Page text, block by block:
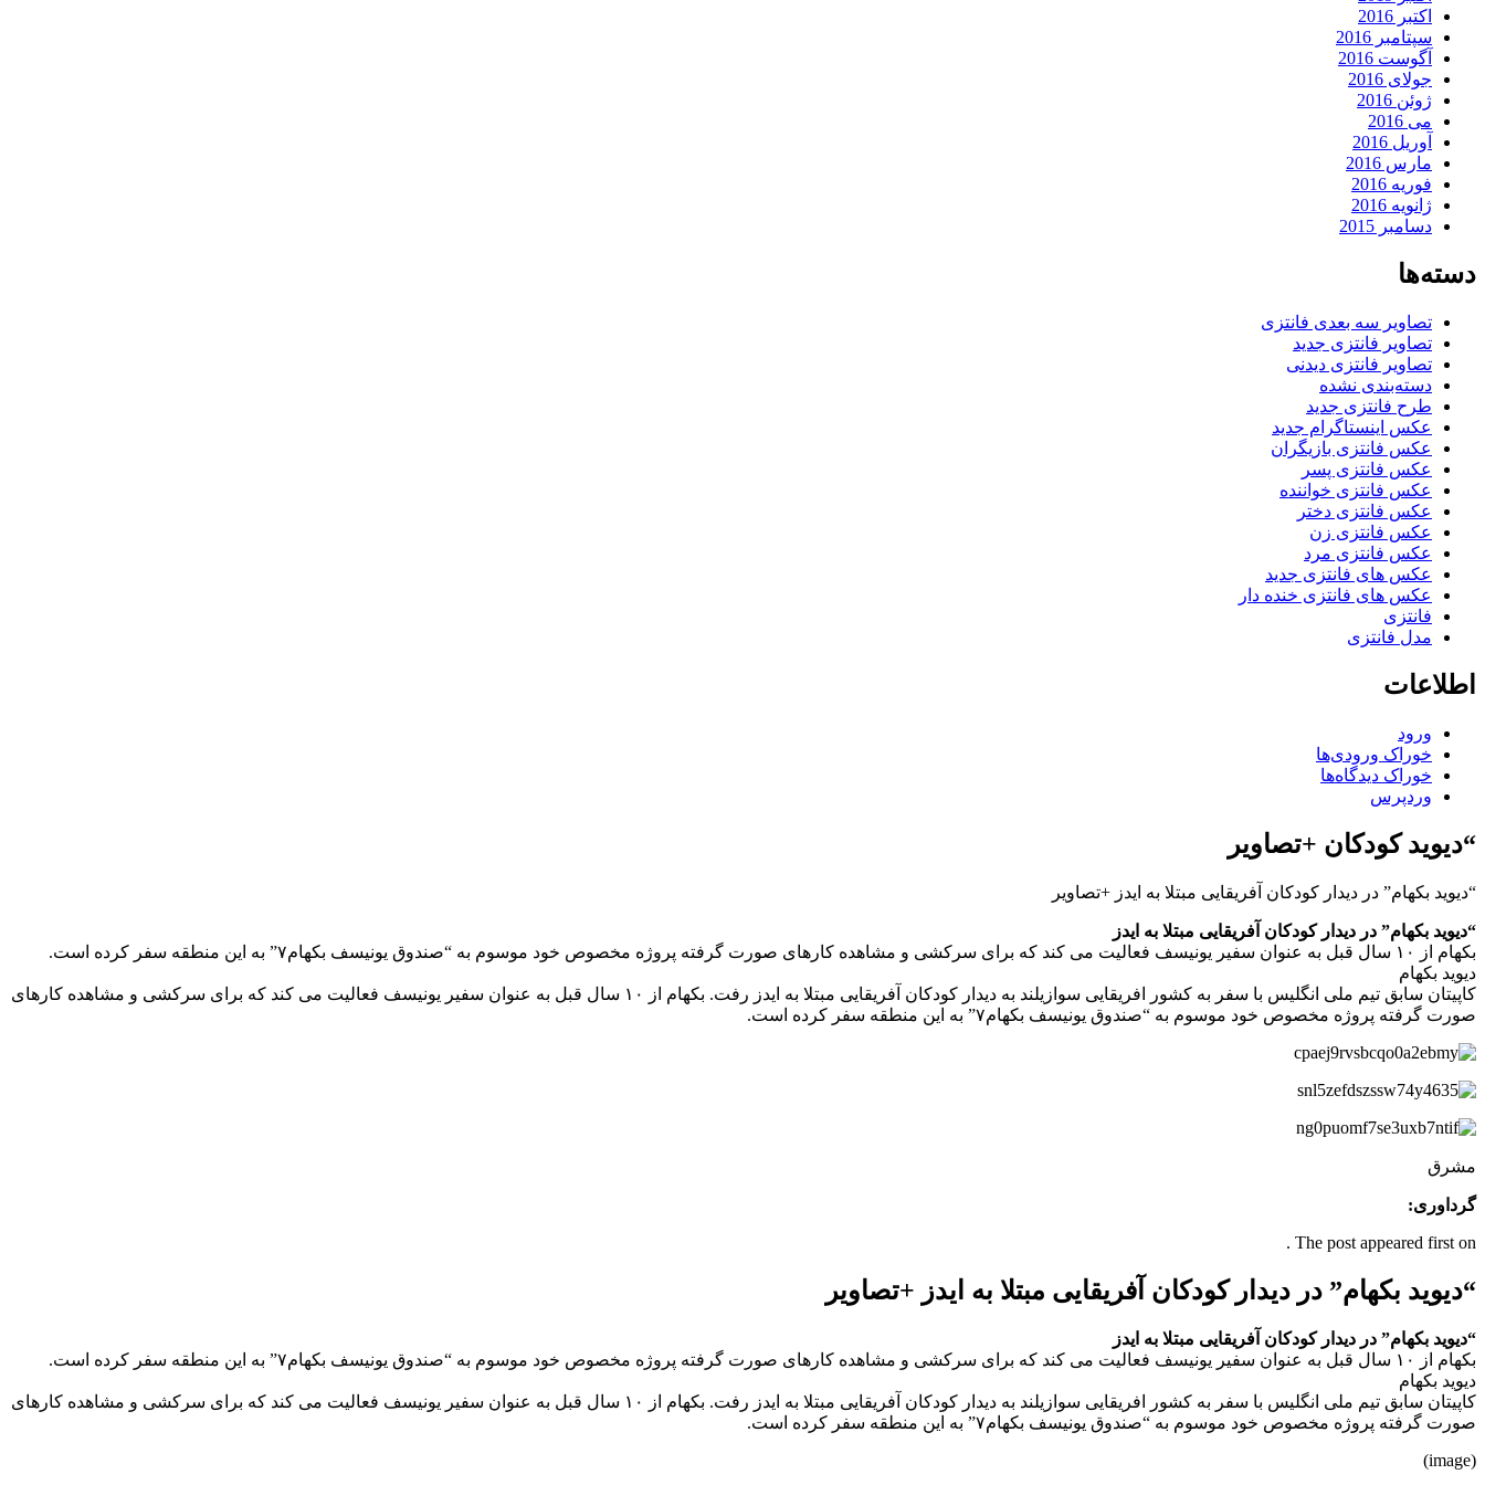
اکتبر 2016
سپتامبر 2016
آگوست 2016
جولای 2016
ژوئن 2016
می 2016
آوریل 2016
مارس 2016
فوریه 2016
ژانویه 2016
دسامبر 2015
دسته‌ها
تصاویر سه بعدی فانتزی
تصاویر فانتزی جدید
تصاویر فانتزی دیدنی
دسته‌بندی نشده
طرح فانتزی جدید
عکس اینستاگرام جدید
عکس فانتزی بازیگران
عکس فانتزی پسر
عکس فانتزی خواننده
عکس فانتزی دختر
عکس فانتزی زن
عکس فانتزی مرد
عکس های فانتزی جدید
عکس های فانتزی خنده دار
فانتزی
مدل فانتزی
اطلاعات
ورود
خوراک ورودی‌ها
خوراک دیدگاه‌ها
وردپرس
“دیوید کودکان +تصاویر
“دیوید بکهام” در دیدار کودکان آفریقایی مبتلا به ایدز +تصاویر
“دیوید بکهام” در دیدار کودکان آفریقایی مبتلا به ایدز
بکهام از ۱۰ سال قبل به عنوان سفیر یونیسف فعالیت می کند که برای سرکشی و مشاهده کارهای صورت گرفته پروژه مخصوص خود موسوم به “صندوق یونیسف بکهام۷” به این منطقه سفر کرده است.
دیوید بکهام
کاپیتان سابق تیم ملی انگلیس با سفر به کشور افریقایی سوازیلند به دیدار کودکان آفریقایی مبتلا به ایدز رفت. بکهام از ۱۰ سال قبل به عنوان سفیر یونیسف فعالیت می کند که برای سرکشی و مشاهده کارهای
صورت گرفته پروژه مخصوص خود موسوم به “صندوق یونیسف بکهام۷” به این منطقه سفر کرده است.
مشرق
گرداوری:
The post appeared first on .
“دیوید بکهام” در دیدار کودکان آفریقایی مبتلا به ایدز +تصاویر
“دیوید بکهام” در دیدار کودکان آفریقایی مبتلا به ایدز
بکهام از ۱۰ سال قبل به عنوان سفیر یونیسف فعالیت می کند که برای سرکشی و مشاهده کارهای صورت گرفته پروژه مخصوص خود موسوم به “صندوق یونیسف بکهام۷” به این منطقه سفر کرده است.
دیوید بکهام
کاپیتان سابق تیم ملی انگلیس با سفر به کشور افریقایی سوازیلند به دیدار کودکان آفریقایی مبتلا به ایدز رفت. بکهام از ۱۰ سال قبل به عنوان سفیر یونیسف فعالیت می کند که برای سرکشی و مشاهده کارهای
صورت گرفته پروژه مخصوص خود موسوم به “صندوق یونیسف بکهام۷” به این منطقه سفر کرده است.
(image)